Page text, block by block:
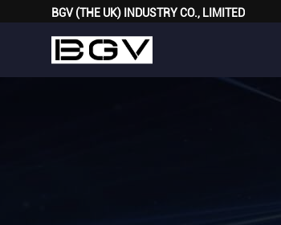
BGV (THE UK) INDUSTRY CO., LIMITED